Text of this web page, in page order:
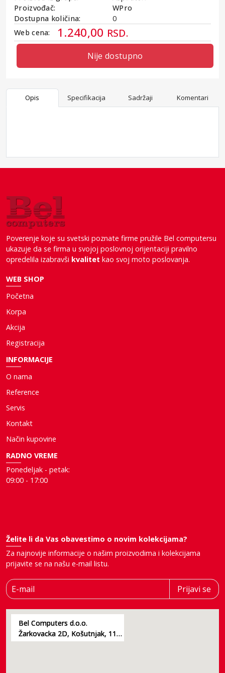
Proizvođač:
WPro
Dostupna količina:
0
Web cena:
1.240,00 RSD.
Nije dostupno
Opis Specifikacija Sadržaji Komentari
Poverenje koje su svetski poznate firme pružile Bel computersu
ukazuje da se firma u svojoj poslovnoj orijentaciji pravilno
opredelila izabravši kvalitet kao svoj moto poslovanja.
WEB SHOP
Početna
Korpa
Akcija
Registracija
INFORMACIJE
O nama
Reference
Servis
Kontakt
Način kupovine
RADNO VREME
Ponedeljak - petak:
09:00 - 17:00
Želite li da Vas obavestimo o novim kolekcijama?
Za najnovije informacije o našim proizvodima i kolekcijama
prijavite se na našu e-mail listu.
E-mail Prijavi se
Bel Computers d.o.o.
Žarkovacka 2D, Košutnjak, 11000, Beograd